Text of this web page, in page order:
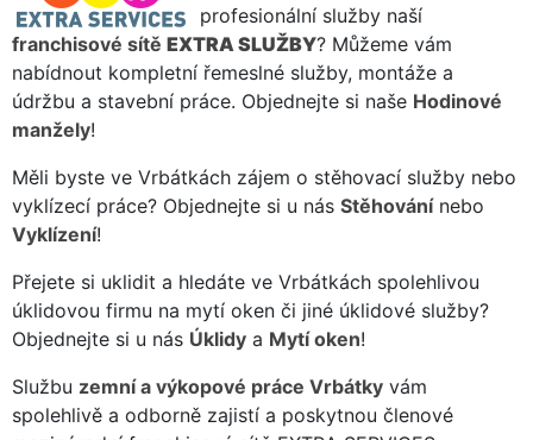
profesionální služby naší
franchisové sítě EXTRA SLUŽBY? Můžeme vám
nabídnout kompletní řemeslné služby, montáže a
údržbu a stavební práce. Objednejte si naše Hodinové
manžely!
Měli byste ve Vrbátkách zájem o stěhovací služby nebo
vyklízecí práce? Objednejte si u nás Stěhovánínebo
Vyklízení!
Přejete si uklidit a hledáte ve Vrbátkách spolehlivou
úklidovou firmu na mytí oken či jiné úklidové služby?
Objednejte si u nás Úklidy a Mytí oken!
Službu zemní a výkopové práce Vrbátky vám
spolehlivě a odborně zajistí a poskytnou členové